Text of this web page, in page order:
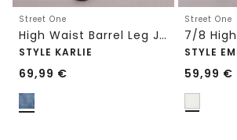
Street One
High Waist Barrel Leg Jeans im Loose Fit
STYLE KARLIE
69,99 €
Street One
STYLE
59,99 €